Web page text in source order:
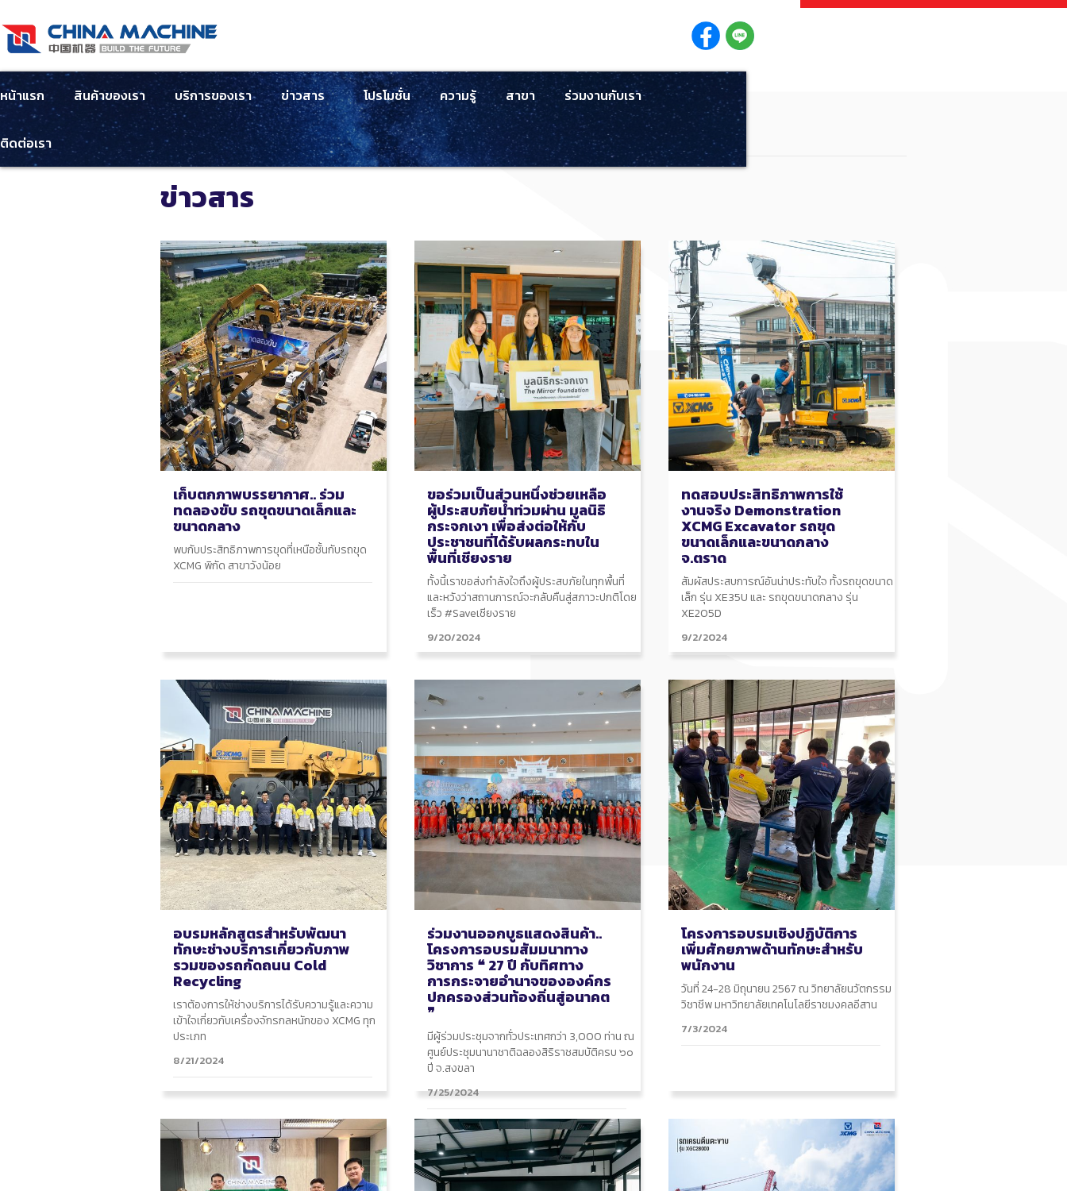
หน้าแรก สินค้าของเรา บริการของเรา ข่าวสาร โปรโมชั่น ความรู้ สาขา ร่วมงานกับเรา
ติดต่อเรา
ข่าวสาร
เก็บตกภาพบรรยากาศ.. ร่วม
ทดลองขับ รถขุดขนาดเล็กและ
ขนาดกลาง
พบกับประสิทธิภาพการขุดที่เหนือชั้นกับรถขุด
XCMG พิกัด สาขาวังน้อย
ขอร่วมเป็นส่วนหนึ่งช่วยเหลือ
ผู้ประสบภัยน้ำท่วมผ่าน มูลนิธิ
กระจกเงา เพื่อส่งต่อให้กับ
ประชาชนที่ได้รับผลกระทบใน
พื้นที่เชียงราย
ทั้งนี้เราขอส่งกำลังใจถึงผู้ประสบภัยในทุกพื้นที่
และหวังว่าสถานการณ์จะกลับคืนสู่สภาวะปกติโดย
เร็ว #Saveเชียงราย
9/20/2024
ทดสอบประสิทธิภาพการใช้
งานจริง Demonstration
XCMG Excavator รถขุด
ขนาดเล็กและขนาดกลาง
จ.ตราด
สัมผัสประสบการณ์อันน่าประทับใจ ทั้งรถขุดขนาด
เล็ก รุ่น XE35U และ รถขุดขนาดกลาง รุ่น
XE205D
9/2/2024
อบรมหลักสูตรสำหรับพัฒนา
ทักษะช่างบริการเกี่ยวกับภาพ
รวมของรถกัดถนน Cold
Recycling
เราต้องการให้ช่างบริการได้รับความรู้และความ
เข้าใจเกี่ยวกับเครื่องจักรกลหนักของ XCMG ทุก
ประเภท
8/21/2024
ร่วมงานออกบูธแสดงสินค้า..
โครงการอบรมสัมมนาทาง
วิชาการ ❝ 27 ปี กับทิศทาง
การกระจายอำนาจขององค์กร
ปกครองส่วนท้องถิ่นสู่อนาคต
❞
มีผู้ร่วมประชุมจากทั่วประเทศกว่า 3,000 ท่าน ณ
ศูนย์ประชุมนานาชาติฉลองสิริราชสมบัติครบ ๖๐
ปี จ.สงขลา
7/25/2024
โครงการอบรมเชิงปฏิบัติการ
เพิ่มศักยภาพด้านทักษะสำหรับ
พนักงาน
วันที่ 24-28 มิถุนายน 2567 ณ วิทยาลัยนวัตกรรม
วิชาชีพ มหาวิทยาลัยเทคโนโลยีราชมงคลอีสาน
7/3/2024